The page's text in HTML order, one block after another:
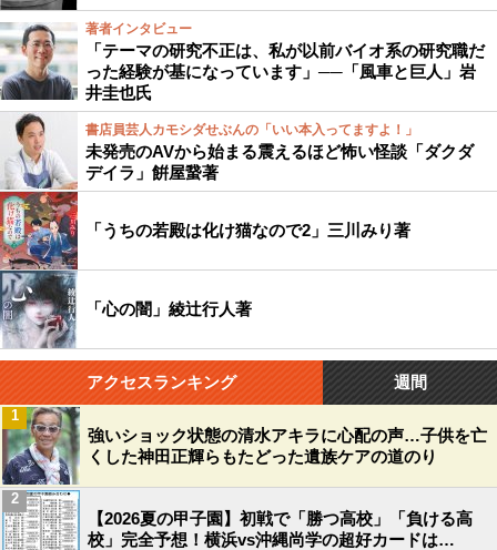
著者インタビュー
「テーマの研究不正は、私が以前バイオ系の研究職だ
った経験が基になっています」──「風車と巨人」岩
井圭也氏
書店員芸人カモシダせぶんの「いい本入ってますよ！」
未発売のAVから始まる震えるほど怖い怪談「ダクダ
デイラ」餠屋䖸著
「うちの若殿は化け猫なので2」三川みり著
「心の闇」綾辻行人著
アクセスランキング 週間
強いショック状態の清水アキラに心配の声…子供を亡
くした神田正輝らもたどった遺族ケアの道のり
1
【2026夏の甲子園】初戦で「勝つ高校」「負ける高
校」完全予想！横浜vs沖縄尚学の超好カードは…
2